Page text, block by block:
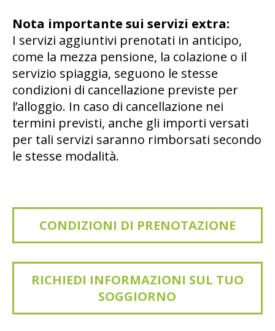
Nota importante sui servizi extra:
I servizi aggiuntivi prenotati in anticipo,
come la mezza pensione, la colazione o il
servizio spiaggia, seguono le stesse
condizioni di cancellazione previste per
l’alloggio. In caso di cancellazione nei
termini previsti, anche gli importi versati
per tali servizi saranno rimborsati secondo
le stesse modalità.
CONDIZIONI DI PRENOTAZIONE
RICHIEDI INFORMAZIONI SUL TUO
SOGGIORNO